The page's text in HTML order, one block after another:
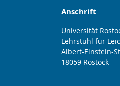
Anschrift
Universität
Lehrstuhl für
Albert-Einstein-
18059 Rostock